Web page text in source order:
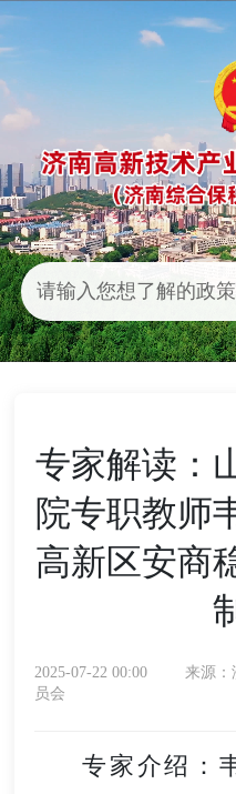
专家解读：
院专职教师
高新区安商
2025-07-22 00:00
来源：
员会
专家介绍：